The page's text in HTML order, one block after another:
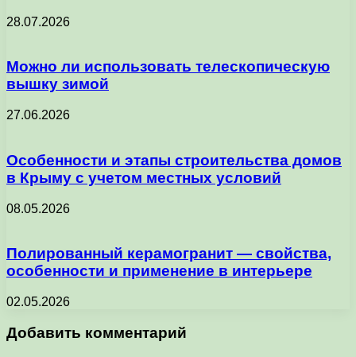
28.07.2026
Можно ли использовать телескопическую
вышку зимой
27.06.2026
Особенности и этапы строительства домов
в Крыму с учетом местных условий
08.05.2026
Полированный керамогранит — свойства,
особенности и применение в интерьере
02.05.2026
Добавить комментарий